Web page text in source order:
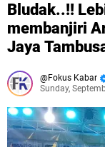
Bludak..!!
membanjiri
Jaya
Fokus Kabar
Sunday,